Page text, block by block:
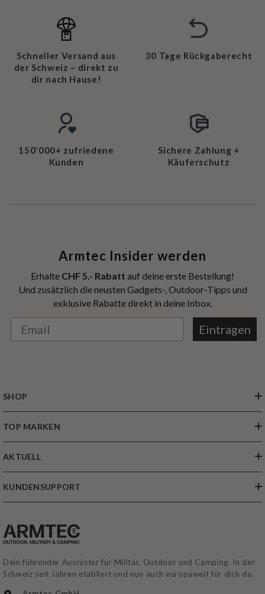
Schneller Versand aus
der Schweiz – direkt zu
dir nach Hause!
30 Tage Rückgaberecht
150'000+ zufriedene
Kunden
Sichere Zahlung +
Käuferschutz
Armtec Insider werden
Erhalte CHF 5.- Rabatt auf deine erste Bestellung!
Und zusätzlich die neusten Gadgets-, Outdoor-Tipps und
exklusive Rabatte direkt in deine Inbox.
Eintragen
SHOP
TOP MARKEN
AKTUELL
KUNDENSUPPORT
Dein führender Ausrüster für Militär, Outdoor und Camping. In der
Schweiz seit Jahren etabliert und nun auch europaweit für dich da.